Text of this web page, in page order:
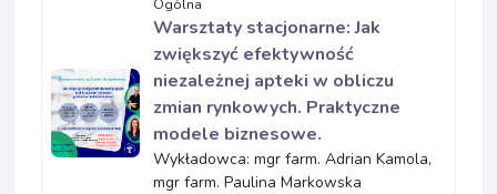
Ogólna
Warsztaty stacjonarne: Jak
zwiększyć efektywność
niezależnej apteki w obliczu
zmian rynkowych. Praktyczne
modele biznesowe.
Wykładowca: mgr farm. Adrian Kamola,
mgr farm. Paulina Markowska